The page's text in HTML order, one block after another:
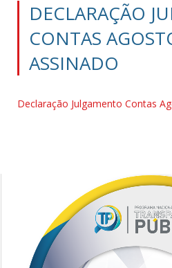
DECLARAÇÃO
CONTAS
ASSINADO
Declaração Julgamento Contas